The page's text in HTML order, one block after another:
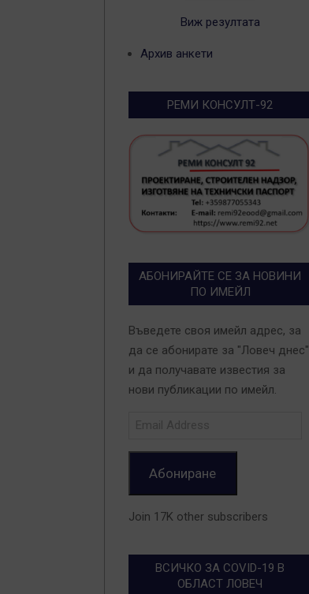
Виж резултата
Архив анкети
РЕМИ КОНСУЛТ-92
АБОНИРАЙТЕ СЕ ЗА НОВИНИ
ПО ИМЕЙЛ
Въведете своя имейл адрес, за
да се абонирате за "Ловеч днес"
и да получавате известия за
нови публикации по имейл.
Абониране
Join 17K other subscribers
ВСИЧКО ЗА COVID-19 В
ОБЛАСТ ЛОВЕЧ